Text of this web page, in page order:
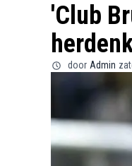
'Club
door Admin